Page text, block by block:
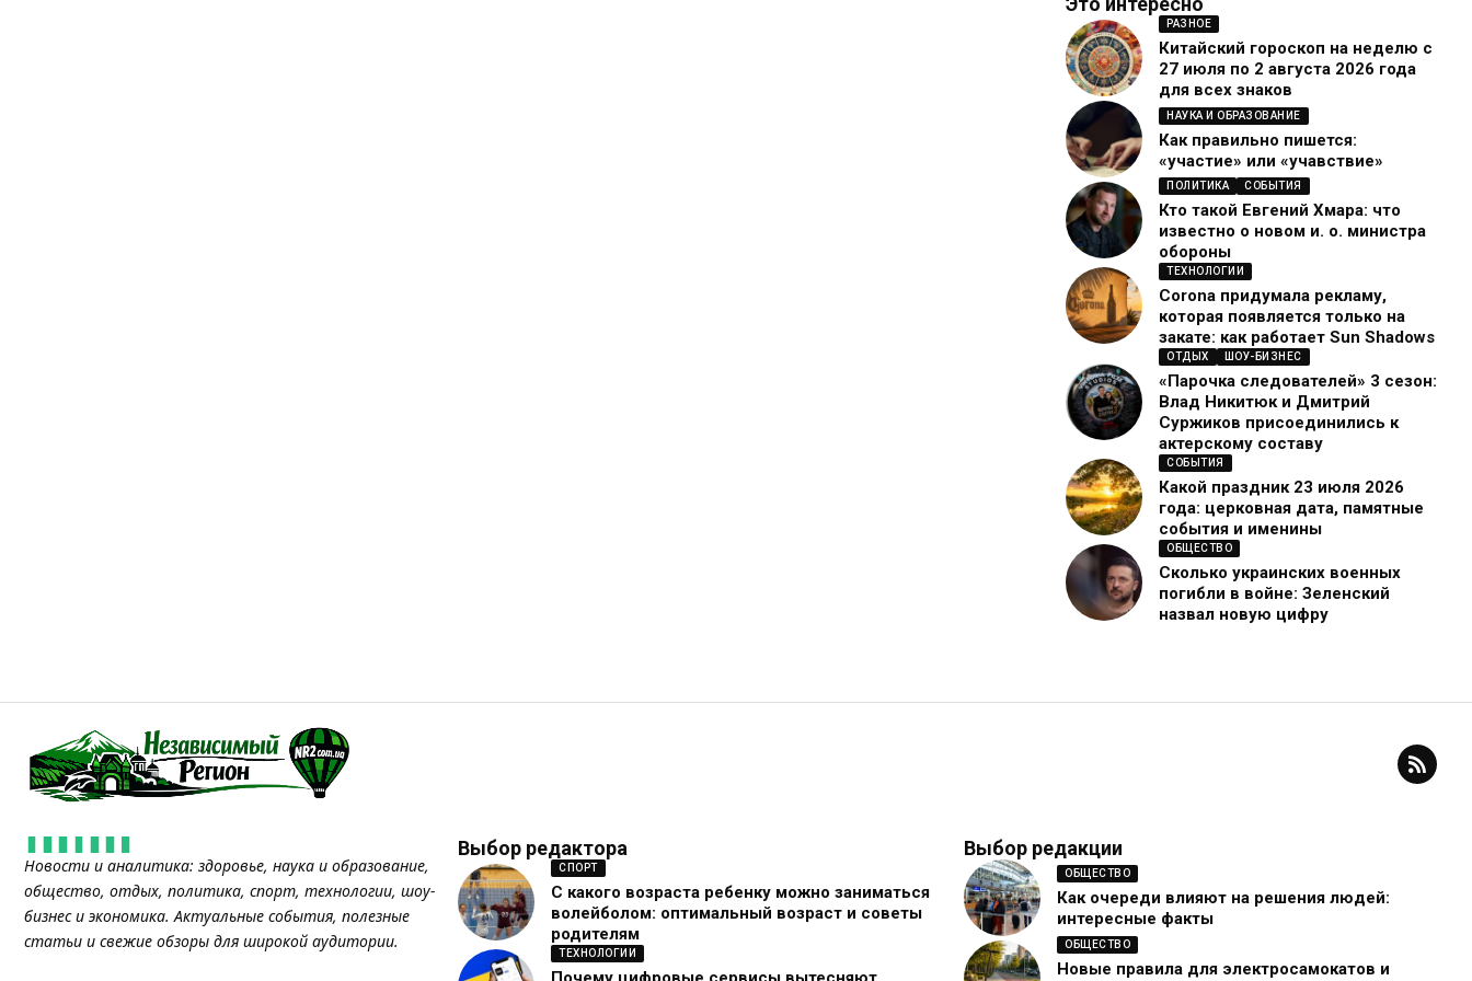
РАЗНОЕ
Китайский гороскоп на неделю с
27 июля по 2 августа 2026 года
для всех знаков
НАУКА И ОБРАЗОВАНИЕ
Как правильно пишется:
«участие» или «учавствие»
ПОЛИТИКА СОБЫТИЯ
Кто такой Евгений Хмара: что
известно о новом и. о. министра
обороны
ТЕХНОЛОГИИ
Corona придумала рекламу,
которая появляется только на
закате: как работает Sun Shadows
ОТДЫХ ШОУ-БИЗНЕС
«Парочка следователей» 3 сезон:
Влад Никитюк и Дмитрий
Суржиков присоединились к
актерскому составу
СОБЫТИЯ
Какой праздник 23 июля 2026
года: церковная дата, памятные
события и именины
ОБЩЕСТВО
Сколько украинских военных
погибли в войне: Зеленский
назвал новую цифру
Новости и аналитика: здоровье, наука и образование,
общество, отдых, политика, спорт, технологии, шоу-
бизнес и экономика. Актуальные события, полезные
статьи и свежие обзоры для широкой аудитории.
Выбор редактора
СПОРТ
С какого возраста ребенку можно заниматься
волейболом: оптимальный возраст и советы
родителям
ТЕХНОЛОГИИ
Выбор редакции
ОБЩЕСТВО
Как очереди влияют на решения людей:
интересные факты
ОБЩЕСТВО
Новые правила для электросамокатов и